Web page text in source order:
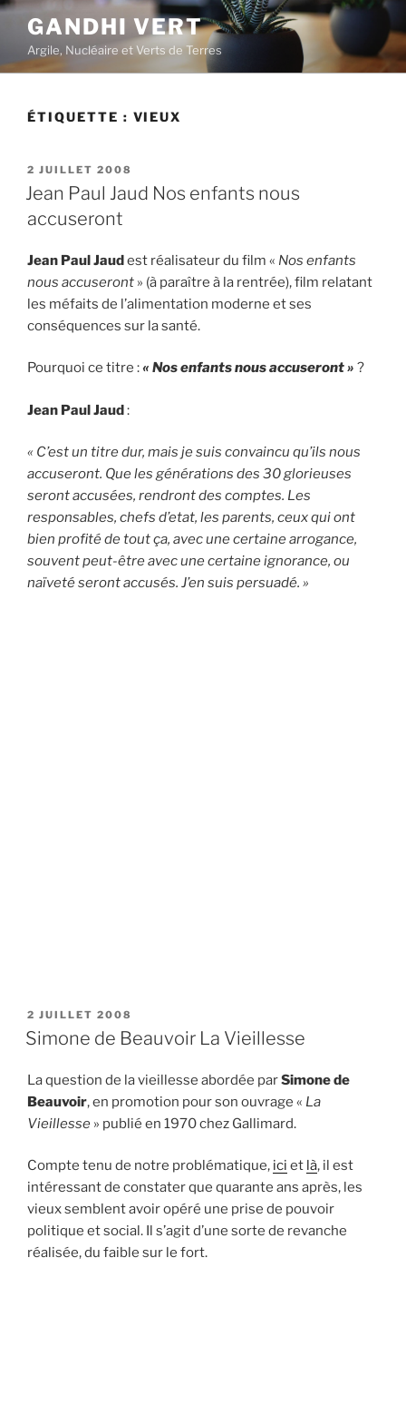
Aller
contenu
principal
GANDHI VERT
Argile, Nucléaire et Verts de Terres
ÉTIQUETTE : VIEUX
PUBLIÉ
LE
2 JUILLET 2008
Jean Paul Jaud Nos enfants nous
accuseront
Jean Paul Jaudest réalisateur du film « Nos enfants
nous accuseront » (à paraître à la rentrée), film relatant
les méfaits de l’alimentation moderne et ses
conséquences sur la santé.
Pourquoi ce titre :« Nos enfants nous accuseront » ?
Jean Paul Jaud:
« C’est un titre dur, mais je suis convaincu qu’ils nous
accuseront. Que les générations des 30 glorieuses
seront accusées, rendront des comptes. Les
responsables, chefs d’etat, les parents, ceux qui ont
bien profité de tout ça, avec une certaine arrogance,
souvent peut-être avec une certaine ignorance, ou
naïveté seront accusés. J’en suis persuadé. »
PUBLIÉ
LE
2 JUILLET 2008
Simone de Beauvoir La Vieillesse
La question de la vieillesse abordée parSimone de
Beauvoir, en promotion pour son ouvrage « La
Vieillesse » publié en 1970 chez Gallimard.
Compte tenu de notre problématique, ici et là, il est
intéressant de constater que quarante ans après, les
vieux semblent avoir opéré une prise de pouvoir
politique et social. Il s’agit d’une sorte de revanche
réalisée, du faible sur le fort.